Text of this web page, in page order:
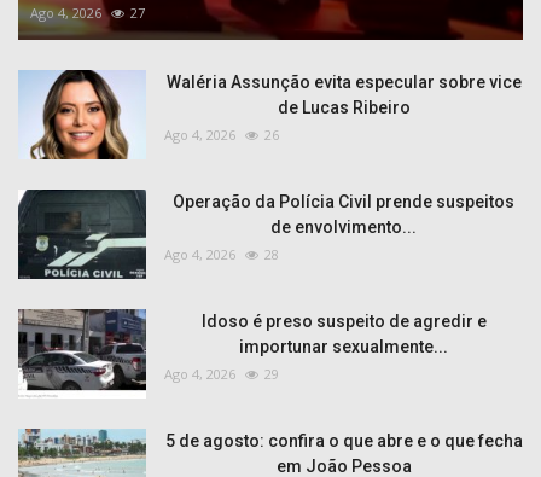
Ago 4, 2026 27
Waléria Assunção evita especular sobre vice
de Lucas Ribeiro
Ago 4, 2026 26
Operação da Polícia Civil prende suspeitos
de envolvimento...
Ago 4, 2026 28
Idoso é preso suspeito de agredir e
importunar sexualmente...
Ago 4, 2026 29
5 de agosto: confira o que abre e o que fecha
em João Pessoa